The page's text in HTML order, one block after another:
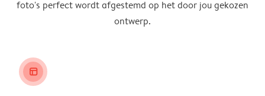
foto's perfect wordt afgestemd op het door jou gekozen
ontwerp.
layout_alt